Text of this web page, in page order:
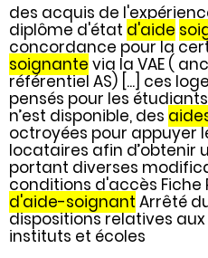
des acquis de
diplôme d'état d'aide
concordance pour la
soignante via la VAE (
référentiel AS) [...] ces
pensés pour les
n’est disponible, des
octroyées pour appuyer
locataires afin d’obtenir
portant diverses
conditions d'accès Fiche
d'aide-soignant Arrêté
dispositions relatives
instituts et écoles